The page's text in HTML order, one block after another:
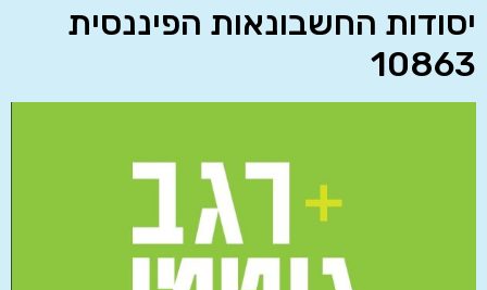
יסודות החשבונאות הפיננסית
10863